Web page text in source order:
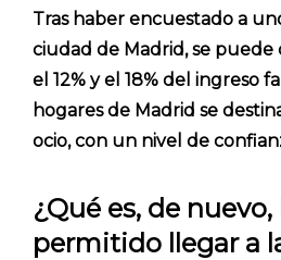
Tras haber encuestado a
ciudad de Madrid, se
el 12% y el 18% del ingreso
hogares de Madrid se
ocio, con un nivel de
¿Qué es, de
permitido llegar a